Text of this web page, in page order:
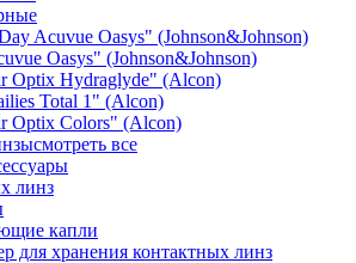
Acuvue Oasys" (Johnson&Johnson)
Oasys" (Johnson&Johnson)
Hydraglyde" (Alcon)
Total 1" (Alcon)
Colors" (Alcon)
смотреть все
линз
капли
для хранения контактных линз